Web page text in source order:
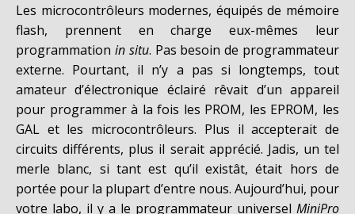
Les microcontrôleurs modernes, équipés de mémoire
flash, prennent en charge eux-mêmes leur
programmation in situ. Pas besoin de programmateur
externe. Pourtant, il n’y a pas si longtemps, tout
amateur d’électronique éclairé rêvait d’un appareil
pour programmer à la fois les PROM, les EPROM, les
GAL et les microcontrôleurs. Plus il accepterait de
circuits différents, plus il serait apprécié. Jadis, un tel
merle blanc, si tant est qu’il existât, était hors de
portée pour la plupart d’entre nous. Aujourd’hui, pour
votre labo, il y a le programmateur universel MiniPro